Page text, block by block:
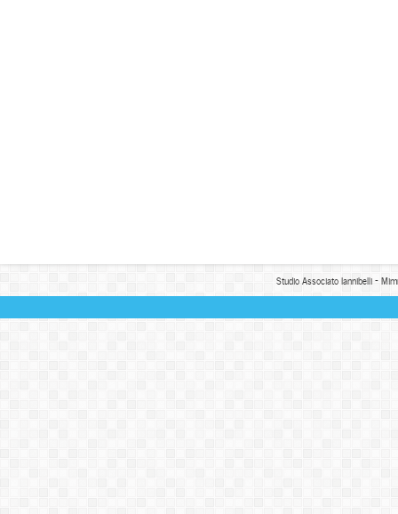
Studio Associato Iannibelli -